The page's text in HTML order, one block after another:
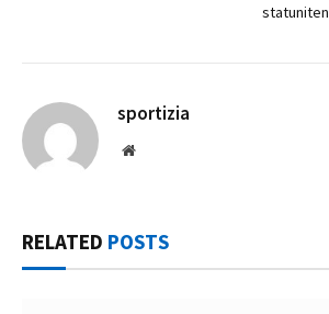
sportizia
Website
RELATED POSTS